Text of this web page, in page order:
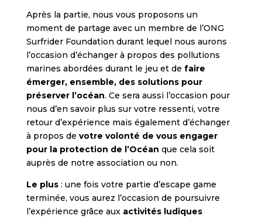
Après la partie, nous vous proposons un
moment de partage avec un membre de l’ONG
Surfrider Foundation durant lequel nous aurons
l’occasion d’échanger à propos des pollutions
marines abordées durant le jeu et de faire
émerger, ensemble, des solutions pour
préserver l’océan. Ce sera aussi l’occasion pour
nous d’en savoir plus sur votre ressenti, votre
retour d’expérience mais également d’échanger
à propos de votre volonté de vous engager
pour la protection de l’Océan que cela soit
auprès de notre association ou non.
Le plus: une fois votre partie d’escape game
terminée, vous aurez l’occasion de poursuivre
l’expérience grâce aux activités ludiques